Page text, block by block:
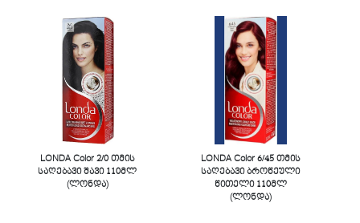
LONDA Color 2/0 თმის
საღებავი შავი 110მლ
(ლონდა)
LONDA Color 6/45 თმის
საღებავი ბროწეული
წითელი 110მლ
(ლონდა)